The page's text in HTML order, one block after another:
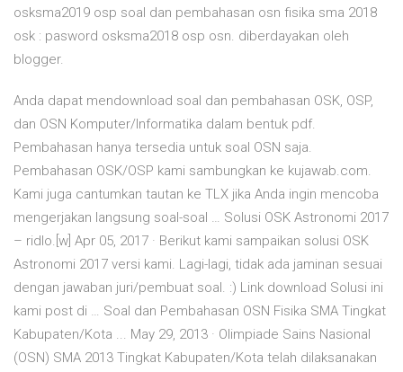
osksma2019 osp soal dan pembahasan osn fisika sma 2018
osk : pasword osksma2018 osp osn. diberdayakan oleh
blogger.
Anda dapat mendownload soal dan pembahasan OSK, OSP,
dan OSN Komputer/Informatika dalam bentuk pdf.
Pembahasan hanya tersedia untuk soal OSN saja.
Pembahasan OSK/OSP kami sambungkan ke kujawab.com.
Kami juga cantumkan tautan ke TLX jika Anda ingin mencoba
mengerjakan langsung soal-soal … Solusi OSK Astronomi 2017
– ridlo.[w] Apr 05, 2017 · Berikut kami sampaikan solusi OSK
Astronomi 2017 versi kami. Lagi-lagi, tidak ada jaminan sesuai
dengan jawaban juri/pembuat soal. :) Link download Solusi ini
kami post di … Soal dan Pembahasan OSN Fisika SMA Tingkat
Kabupaten/Kota ... May 29, 2013 · Olimpiade Sains Nasional
(OSN) SMA 2013 Tingkat Kabupaten/Kota telah dilaksanakan